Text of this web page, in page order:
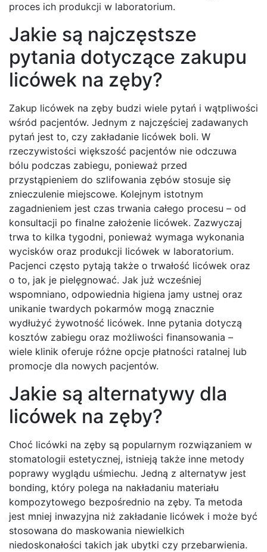
proces ich produkcji w laboratorium.
Jakie są najczęstsze
pytania dotyczące zakupu
licówek na zęby?
Zakup licówek na zęby budzi wiele pytań i wątpliwości
wśród pacjentów. Jednym z najczęściej zadawanych
pytań jest to, czy zakładanie licówek boli. W
rzeczywistości większość pacjentów nie odczuwa
bólu podczas zabiegu, ponieważ przed
przystąpieniem do szlifowania zębów stosuje się
znieczulenie miejscowe. Kolejnym istotnym
zagadnieniem jest czas trwania całego procesu – od
konsultacji po finalne założenie licówek. Zazwyczaj
trwa to kilka tygodni, ponieważ wymaga wykonania
wycisków oraz produkcji licówek w laboratorium.
Pacjenci często pytają także o trwałość licówek oraz
o to, jak je pielęgnować. Jak już wcześniej
wspomniano, odpowiednia higiena jamy ustnej oraz
unikanie twardych pokarmów mogą znacznie
wydłużyć żywotność licówek. Inne pytania dotyczą
kosztów zabiegu oraz możliwości finansowania –
wiele klinik oferuje różne opcje płatności ratalnej lub
promocje dla nowych pacjentów.
Jakie są alternatywy dla
licówek na zęby?
Choć licówki na zęby są popularnym rozwiązaniem w
stomatologii estetycznej, istnieją także inne metody
poprawy wyglądu uśmiechu. Jedną z alternatyw jest
bonding, który polega na nakładaniu materiału
kompozytowego bezpośrednio na zęby. Ta metoda
jest mniej inwazyjna niż zakładanie licówek i może być
stosowana do maskowania niewielkich
niedoskonałości takich jak ubytki czy przebarwienia.